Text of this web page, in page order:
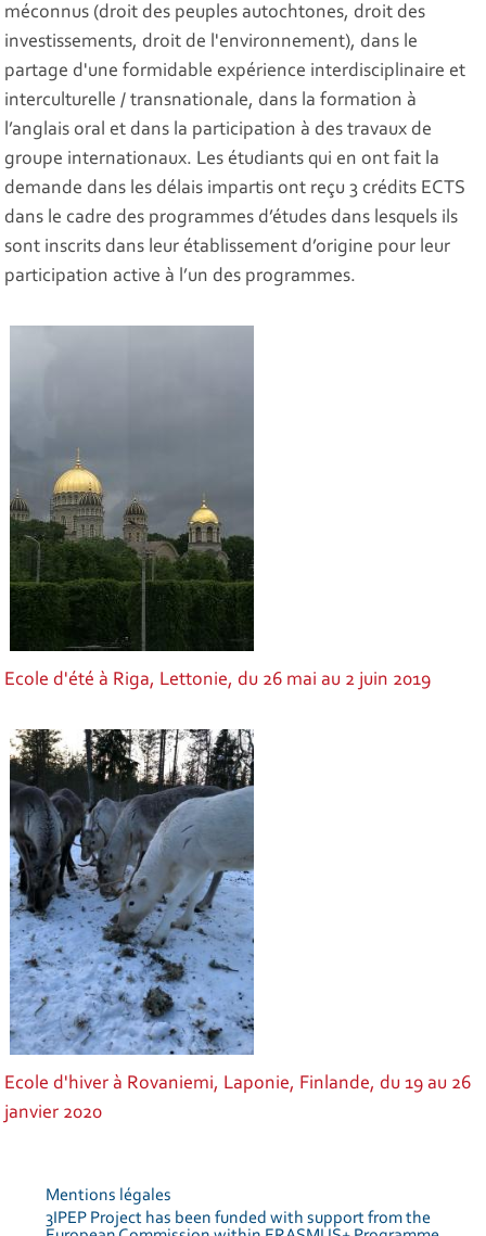
méconnus (droit des peuples autochtones, droit des
investissements, droit de l'environnement), dans le
partage d'une formidable expérience interdisciplinaire et
interculturelle / transnationale, dans la formation à
l’anglais oral et dans la participation à des travaux de
groupe internationaux. Les étudiants qui en ont fait la
demande dans les délais impartis ont reçu 3 crédits ECTS
dans le cadre des programmes d’études dans lesquels ils
sont inscrits dans leur établissement d’origine pour leur
participation active à l’un des programmes.
Ecole d'été à Riga, Lettonie, du 26 mai au 2 juin 2019
Ecole d'hiver à Rovaniemi, Laponie, Finlande, du 19 au 26
janvier 2020
Mentions légales
3IPEP Project has been funded with support from the